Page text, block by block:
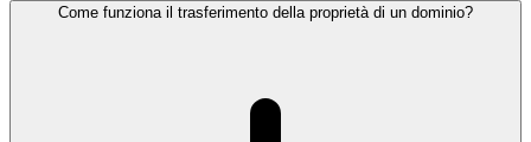
Come funziona il trasferimento della proprietà di un dominio?